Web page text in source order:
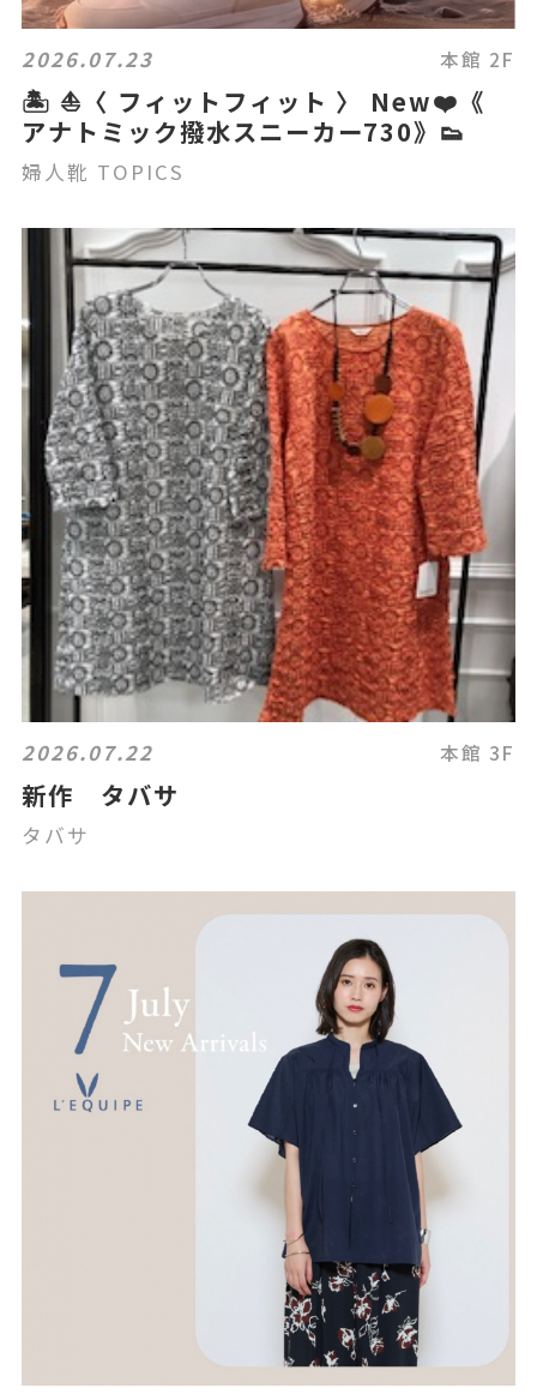
2026.07.23 本館 2F
🏝️ ⛵️〈 フィットフィット 〉 New❤️《
アナトミック撥水スニーカー730》👟
婦人靴 TOPICS
2026.07.22 本館 3F
新作 タバサ
タバサ